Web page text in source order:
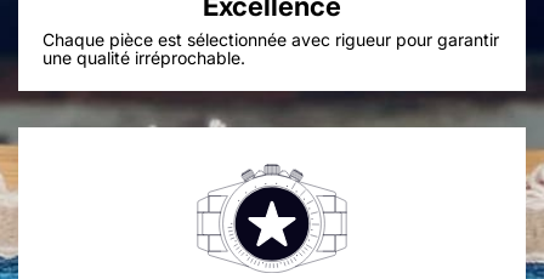
Chaque pièce est sélectionnée avec rigueur pour garantir
une qualité irréprochable.